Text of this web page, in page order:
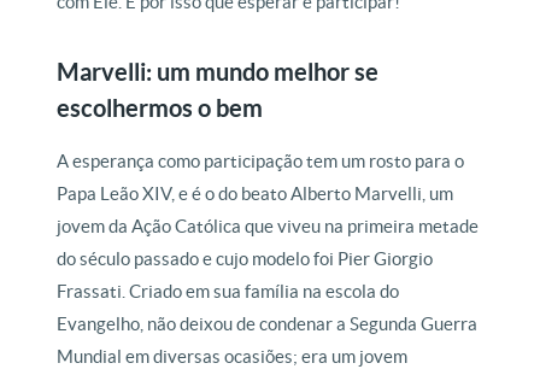
Marvelli: um mundo melhor se
escolhermos o bem
A esperança como participação tem um rosto para o
Papa Leão XIV, e é o do beato Alberto Marvelli, um
jovem da Ação Católica que viveu na primeira metade
do século passado e cujo modelo foi Pier Giorgio
Frassati. Criado em sua família na escola do
Evangelho, não deixou de condenar a Segunda Guerra
Mundial em diversas ocasiões; era um jovem